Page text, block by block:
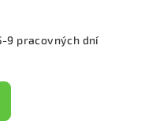
9 pracovných dní